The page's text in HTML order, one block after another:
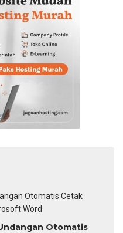
Otomatis